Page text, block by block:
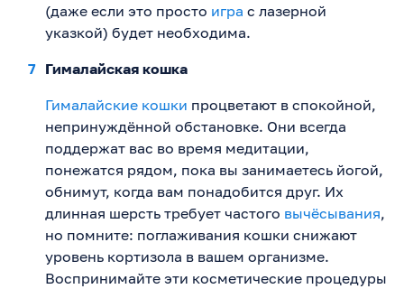
(даже если это просто игра с лазерной
указкой) будет необходима.
Гималайская кошка
Гималайские кошки процветают в спокойной,
непринуждённой обстановке. Они всегда
поддержат вас во время медитации,
понежатся рядом, пока вы занимаетесь йогой,
обнимут, когда вам понадобится друг. Их
длинная шерсть требует частого вычёсывания,
но помните: поглаживания кошки снижают
уровень кортизола в вашем организме.
Воспринимайте эти косметические процедуры